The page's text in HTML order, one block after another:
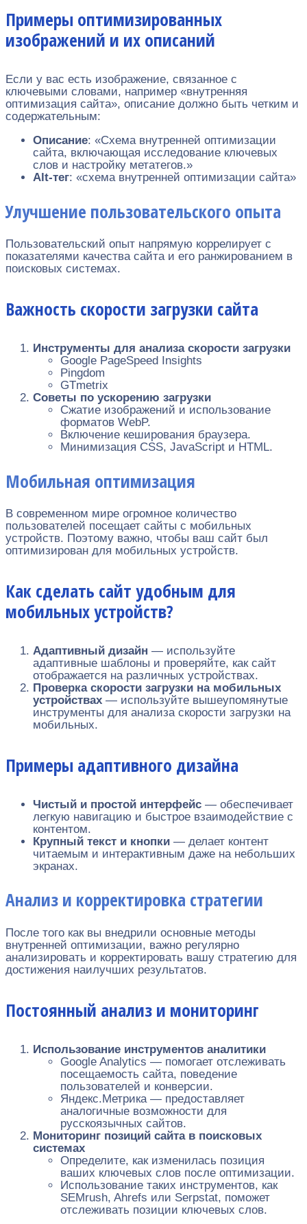
Примеры оптимизированных
изображений и их описаний
Если у вас есть изображение, связанное с
ключевыми словами, например «внутренняя
оптимизация сайта», описание должно быть четким и
содержательным:
Описание: «Схема внутренней оптимизации
сайта, включающая исследование ключевых
слов и настройку метатегов.»
Alt-тег: «схема внутренней оптимизации сайта»
Улучшение пользовательского опыта
Пользовательский опыт напрямую коррелирует с
показателями качества сайта и его ранжированием в
поисковых системах.
Важность скорости загрузки сайта
Инструменты для анализа скорости загрузки
Google PageSpeed Insights
Pingdom
GTmetrix
Советы по ускорению загрузки
Сжатие изображений и использование
форматов WebP.
Включение кеширования браузера.
Минимизация CSS, JavaScript и HTML.
Мобильная оптимизация
В современном мире огромное количество
пользователей посещает сайты с мобильных
устройств. Поэтому важно, чтобы ваш сайт был
оптимизирован для мобильных устройств.
Как сделать сайт удобным для
мобильных устройств?
Адаптивный дизайн — используйте
адаптивные шаблоны и проверяйте, как сайт
отображается на различных устройствах.
Проверка скорости загрузки на мобильных
устройствах — используйте вышеупомянутые
инструменты для анализа скорости загрузки на
мобильных.
Примеры адаптивного дизайна
Чистый и простой интерфейс — обеспечивает
легкую навигацию и быстрое взаимодействие с
контентом.
Крупный текст и кнопки — делает контент
читаемым и интерактивным даже на небольших
экранах.
Анализ и корректировка стратегии
После того как вы внедрили основные методы
внутренней оптимизации, важно регулярно
анализировать и корректировать вашу стратегию для
достижения наилучших результатов.
Постоянный анализ и мониторинг
Использование инструментов аналитики
Google Analytics — помогает отслеживать
посещаемость сайта, поведение
пользователей и конверсии.
Яндекс.Метрика — предоставляет
аналогичные возможности для
русскоязычных сайтов.
Мониторинг позиций сайта в поисковых
системах
Определите, как изменилась позиция
ваших ключевых слов после оптимизации.
Использование таких инструментов, как
SEMrush, Ahrefs или Serpstat, поможет
отслеживать позиции ключевых слов.